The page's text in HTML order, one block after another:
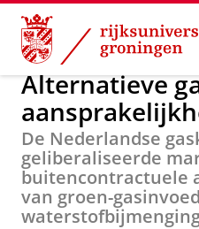
Skip
Content
Skip
Navigation
Over ons
Alternatieve
De Nederlandse
geliberaliseerde
buitencontractuele
van groen-